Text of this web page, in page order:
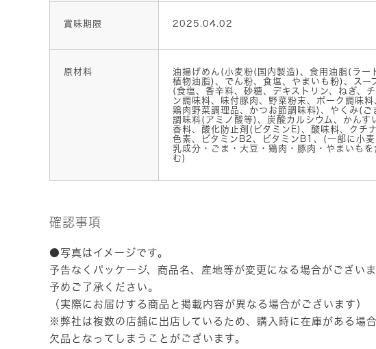
賞味期限 2025.04.02
原材料
油揚げめん(小麦粉(国内製造)、食用油脂(ラー
植物油脂)、でん粉、食塩、やまいも粉)、スー
(食塩、香辛料、砂糖、デキストリン、ねぎ、
ン調味料、味付豚肉、野菜粉末、ポーク調味料
鶏肉野菜調理品、かつお節調味料)、やくみ(
調味料(アミノ酸等)、炭酸カルシウム、かんす
香料、酸化防止剤(ビタミンE)、酸味料、クチ
色素、ビタミンB2、ビタミンB1、(一部に小麦
乳成分・ごま・大豆・鶏肉・豚肉・やまいもを
む)
確認事項
●写真はイメージです。
予告なくパッケージ、商品名、産地等が変更になる場合がございま
予めご了承ください。
（実際にお届けする商品と掲載内容が異なる場合がございます）
※弊社は複数の店舗に出店しているため、購入時に在庫がある場
欠品となってしまうことがございます。